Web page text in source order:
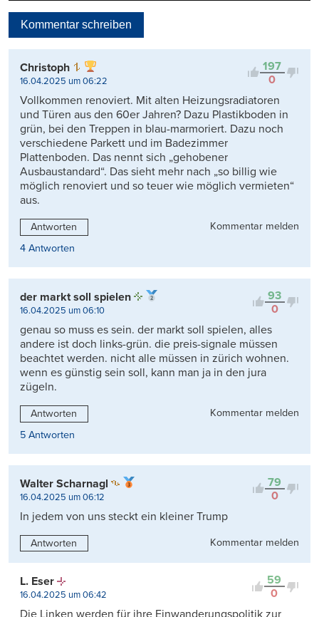
Kontrovers
Kommentar schreiben
197
0
Christoph
16.04.2025 um 06:22
Vollkommen renoviert. Mit alten Heizungsradiatoren
und Türen aus den 60er Jahren? Dazu Plastikboden in
grün, bei den Treppen in blau-marmoriert. Dazu noch
verschiedene Parkett und im Badezimmer
Plattenboden. Das nennt sich „gehobener
Ausbaustandard“. Das sieht mehr nach „so billig wie
möglich renoviert und so teuer wie möglich vermieten“
aus.
Antworten
Kommentar melden
4 Antworten
93
0
der markt soll spielen
16.04.2025 um 06:10
genau so muss es sein. der markt soll spielen, alles
andere ist doch links-grün. die preis-signale müssen
beachtet werden. nicht alle müssen in zürich wohnen.
wenn es günstig sein soll, kann man ja in den jura
zügeln.
Antworten
Kommentar melden
5 Antworten
79
0
Walter Scharnagl
16.04.2025 um 06:12
In jedem von uns steckt ein kleiner Trump
Antworten Kommentar melden
59
0
L. Eser
16.04.2025 um 06:42